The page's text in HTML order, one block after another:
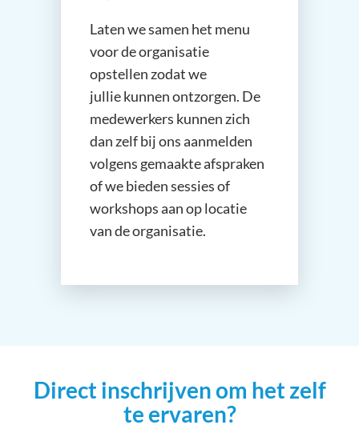
Laten we samen het menu
voor de organisatie
opstellen zodat we
jullie kunnen ontzorgen. De
medewerkers kunnen zich
dan zelf bij ons aanmelden
volgens gemaakte afspraken
of we bieden sessies of
workshops aan op locatie
van de organisatie.
Direct inschrijven om het zelf
te ervaren?